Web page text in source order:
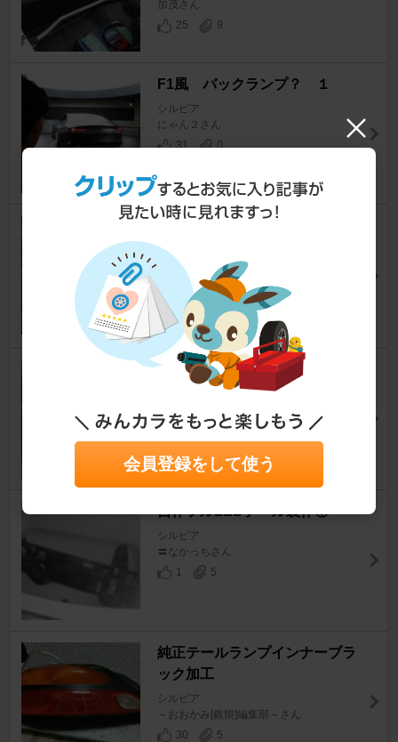
加茂さん
25
9
F1風 バックランプ？ １
シルビア
にゃん２さん
31
0
グを点灯させる【リアフォグ本
体編】
シルビア
CharismaS15さん
17
2
カーボン風ＬＥＤヘッドライト
19
1
自作フルLEDテール製作①
シルビア
〓なかっちさん
1
5
純正テールランプインナーブラ
ック加工
シルビア
～おおかみ[銀狼]編集部～さん
30
5
会員登録をして使う